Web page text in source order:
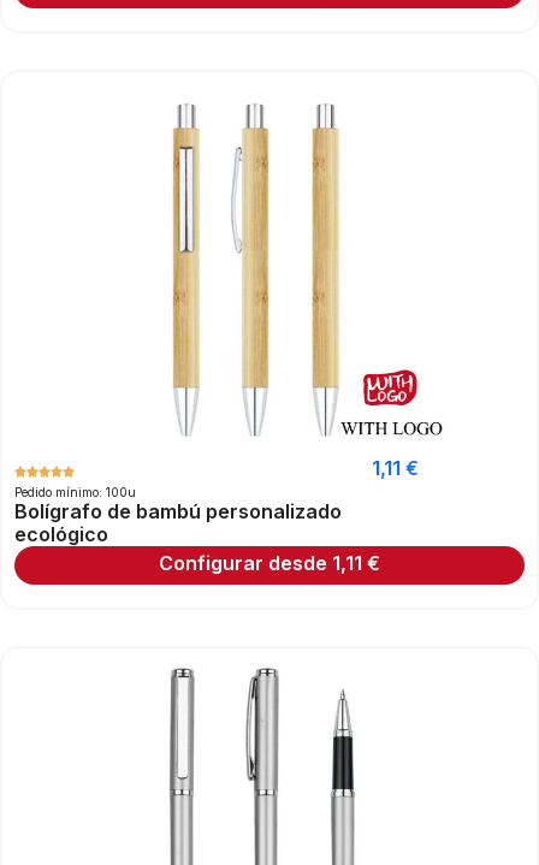
Pedido mínimo: 100u
Bolígrafo de bambú personalizado
ecológico
1,11 €
Configurar desde 1,11 €